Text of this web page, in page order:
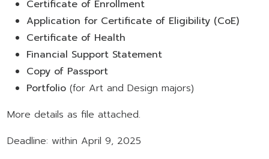
Certificate of Enrollment
Application for Certificate of Eligibility (CoE)
Certificate of Health
Financial Support Statement
Copy of Passport
Portfolio (for Art and Design majors)
More details as file attached.
Deadline: within April 9, 2025